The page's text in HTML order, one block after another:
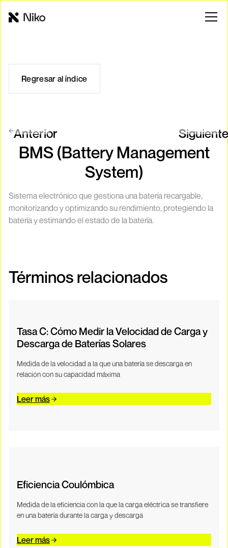
Regresar al índice
Anterior Siguiente
BMS (Battery Management
System)
Sistema electrónico que gestiona una batería recargable,
monitorizando y optimizando su rendimiento, protegiendo la
batería y estimando el estado de la batería.
Términos relacionados
Tasa C: Cómo Medir la Velocidad de Carga y
Descarga de Baterías Solares
Medida de la velocidad a la que una batería se descarga en
relación con su capacidad máxima
Leer más
Eficiencia Coulómbica
Medida de la eficiencia con la que la carga eléctrica se transfiere
en una batería durante la carga y descarga
Leer más